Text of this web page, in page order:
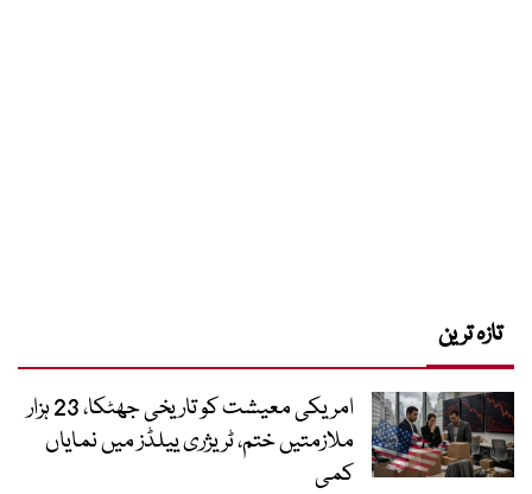
تازہ ترین
امریکی معیشت کو تاریخی جھٹکا، 23 ہزار
ملازمتیں ختم، ٹریژری ییلڈز میں نمایاں
کمی